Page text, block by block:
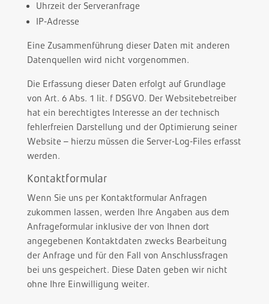
Uhrzeit der Serveranfrage
IP-Adresse
Eine Zusammenführung dieser Daten mit anderen
Datenquellen wird nicht vorgenommen.
Die Erfassung dieser Daten erfolgt auf Grundlage
von Art. 6 Abs. 1 lit. f DSGVO. Der Websitebetreiber
hat ein berechtigtes Interesse an der technisch
fehlerfreien Darstellung und der Optimierung seiner
Website – hierzu müssen die Server-Log-Files erfasst
werden.
Kontaktformular
Wenn Sie uns per Kontaktformular Anfragen
zukommen lassen, werden Ihre Angaben aus dem
Anfrageformular inklusive der von Ihnen dort
angegebenen Kontaktdaten zwecks Bearbeitung
der Anfrage und für den Fall von Anschlussfragen
bei uns gespeichert. Diese Daten geben wir nicht
ohne Ihre Einwilligung weiter.